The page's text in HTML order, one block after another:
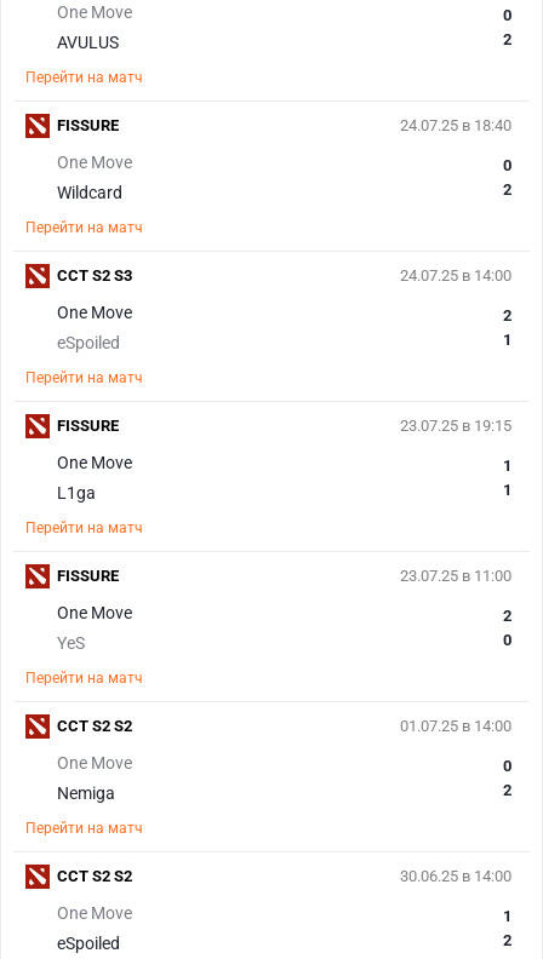
One Move
AVULUS
0
2
Перейти на матч
24.07.25 в 18:40
One Move
Wildcard
0
2
Перейти на матч
FISSURE
24.07.25 в 14:00
One Move
eSpoiled
2
1
Перейти на матч
CCT S2 S3
23.07.25 в 19:15
One Move
L1ga
1
1
Перейти на матч
FISSURE
23.07.25 в 11:00
One Move
YeS
2
0
Перейти на матч
FISSURE
01.07.25 в 14:00
One Move
Nemiga
0
2
Перейти на матч
CCT S2 S2
30.06.25 в 14:00
One Move
eSpoiled
1
2
CCT S2 S2